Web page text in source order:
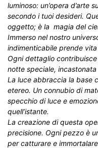
luminoso: un’opera d’arte
secondo i tuoi desideri.
oggetto; è la magia del
Immerso nel nostro
indimenticabile prende
Ogni dettaglio
notte speciale, incastonata
La luce abbraccia la base
etereo. Un connubio di
specchio di luce e
quell’istante.
La creazione di questa
precisione. Ogni pezzo è
per catturare e